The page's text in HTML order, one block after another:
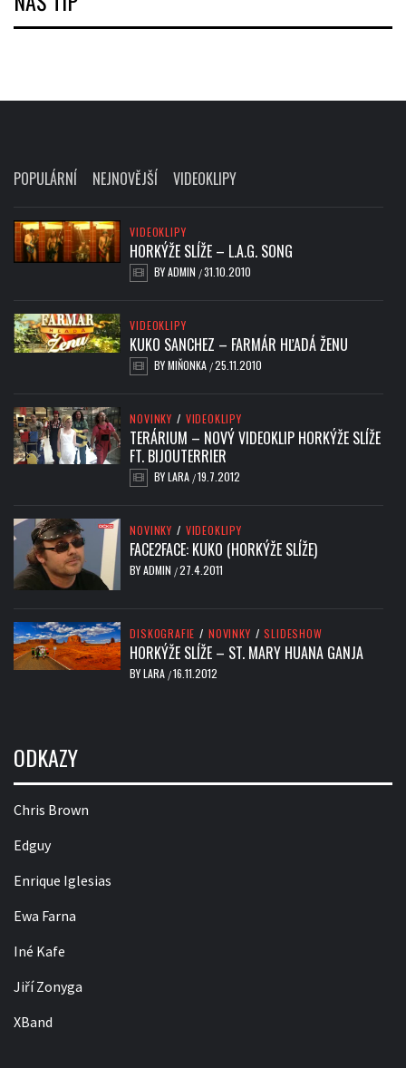
POPULÁRNÍ NEJNOVĚJŠÍ VIDEOKLIPY
VIDEOKLIPY
HORKÝŽE SLÍŽE – L.A.G. SONG
BYADMIN /31.10.2010
VIDEOKLIPY
KUKO SANCHEZ – FARMÁR HĽADÁ ŽENU
BYMIŇONKA /25.11.2010
NOVINKY / VIDEOKLIPY
TERÁRIUM – NOVÝ VIDEOKLIP HORKÝŽE SLÍŽE
FT. BIJOUTERRIER
BYLARA /19.7.2012
NOVINKY / VIDEOKLIPY
FACE2FACE: KUKO (HORKÝŽE SLÍŽE)
BYADMIN /27.4.2011
DISKOGRAFIE / NOVINKY / SLIDESHOW
HORKÝŽE SLÍŽE – ST. MARY HUANA GANJA
BYLARA /16.11.2012
ODKAZY
Chris Brown
Edguy
Enrique Iglesias
Ewa Farna
Iné Kafe
Jiří Zonyga
XBand